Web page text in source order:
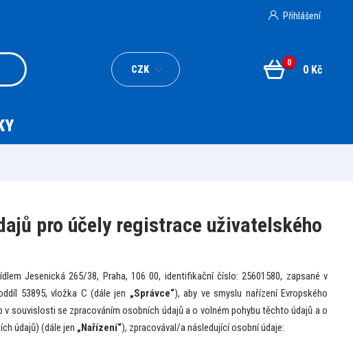
CZK
Přihlášení
0
0 Kč
pro účely registrace uživatelského
Jesenická 265/38, Praha, 106 00, identifikační číslo: 25601580, zapsané v
53895, vložka C (dále jen „Správce“), aby ve smyslu nařízení Evropského
souvislosti se zpracováním osobních údajů a o volném pohybu těchto údajů a o
údajů) (dále jen „Nařízení“), zpracovával/a následující osobní údaje: